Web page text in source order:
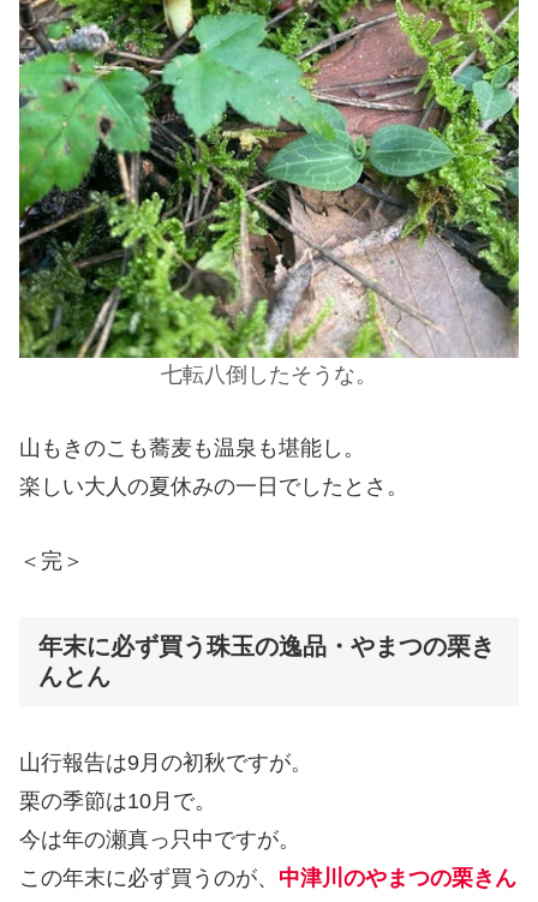
七転八倒したそうな。
山もきのこも蕎麦も温泉も堪能し。
楽しい大人の夏休みの一日でしたとさ。
＜完＞
年末に必ず買う珠玉の逸品・やまつの栗き
んとん
山行報告は9月の初秋ですが。
栗の季節は10月で。
今は年の瀬真っ只中ですが。
この年末に必ず買うのが、 中津川のやまつの栗きん